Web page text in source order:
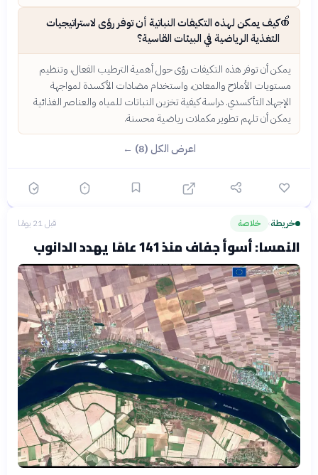
🍎كيف يمكن لهذه التكيفات النباتية أن توفر رؤى لاستراتيجيات
التغذية الرياضية في البيئات القاسية؟
يمكن أن توفر هذه التكيفات رؤى حول أهمية الترطيب الفعال، وتنظيم
مستويات الأملاح والمعادن، واستخدام مضادات الأكسدة لمواجهة
الإجهاد التأكسدي. دراسة كيفية تخزين النباتات للمياه والعناصر الغذائية
يمكن أن تلهم تطوير مكملات رياضية محسنة.
اعرض الكل (8) ←
خريطة› خلاصة قبل 21 يومًا
النمسا: أسوأ جفاف منذ 141 عامًا يهدد الدانوب